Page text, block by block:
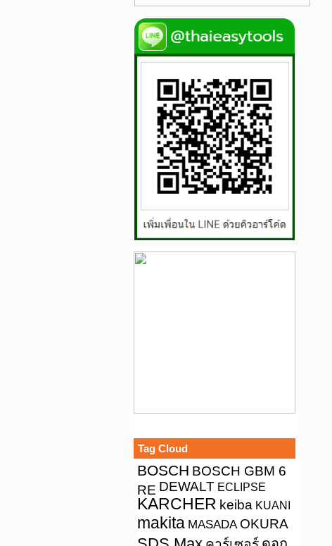
Tag Cloud
BOSCH BOSCH GBM 6
RE DEWALT ECLIPSE
KARCHER keiba KUANI
makita MASADA OKURA